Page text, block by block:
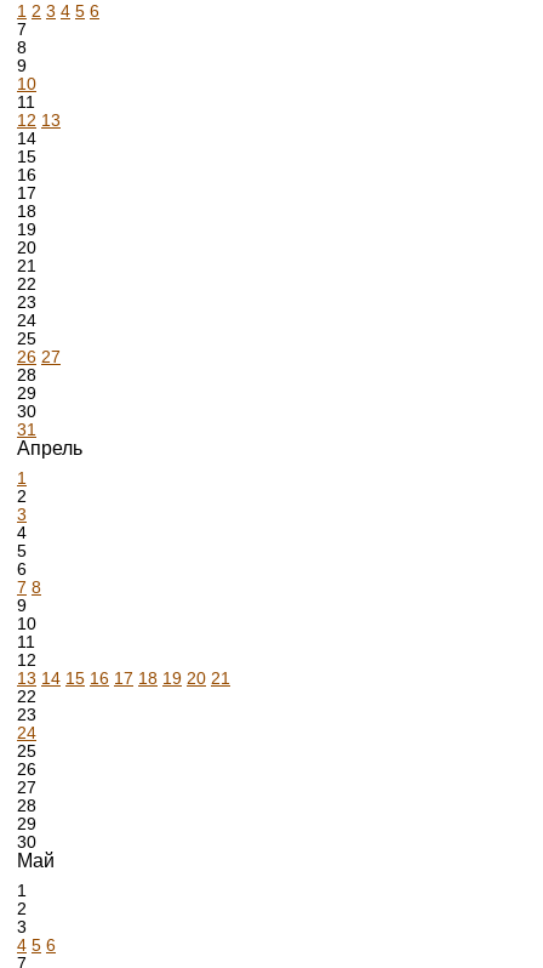
1 2 3 4 5 6
7
8
9
10
11
12 13
14
15
16
17
18
19
20
21
22
23
24
25
26 27
28
29
30
31
Апрель
1
2
3
4
5
6
7 8
9
10
11
12
13 14 15 16 17 18 19 20 21
22
23
24
25
26
27
28
29
30
Май
1
2
3
4 5 6
7